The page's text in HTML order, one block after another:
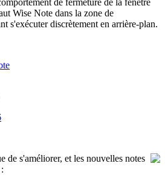
de fermeture de la fenêtre
Wise Note dans la zone de
s'exécuter discrètement en arrière-plan.
de s'améliorer, et les nouvelles notes